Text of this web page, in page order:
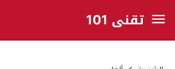
تقني 101